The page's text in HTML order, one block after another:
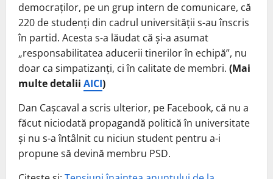
democraților, pe un grup intern de comunicare, că
220 de studenți din cadrul universității s-au înscris
în partid. Acesta s-a lăudat că și-a asumat
„responsabilitatea aducerii tinerilor în echipă”, nu
doar ca simpatizanți, ci în calitate de membri. (Mai
multe detalii AICI)
Dan Cașcaval a scris ulterior, pe Facebook, că nu a
făcut niciodată propagandă politică în universitate
și nu s-a întâlnit cu niciun student pentru a-i
propune să devină membru PSD.